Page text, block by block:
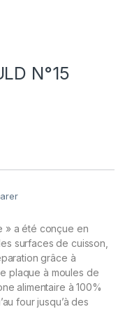
N°15
» a été conçue en
surfaces de cuisson,
grâce à
plaque à moules de
alimentaire à 100%
four jusqu’à des